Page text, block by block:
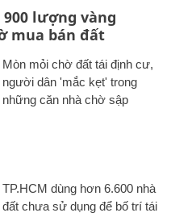
lượng vàng
mua bán đất
Mòn mỏi chờ đất tái định cư,
người dân 'mắc kẹt' trong
những căn nhà chờ sập
TP.HCM dùng hơn 6.600 nhà
đất chưa sử dụng để bố trí tái